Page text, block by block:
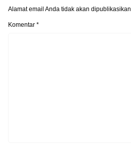
Alamat email Anda tidak akan dipublikasikan.
Komentar *